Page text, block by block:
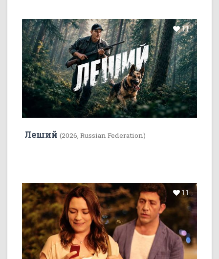
11
Леший (2026, Russian Federation)
11